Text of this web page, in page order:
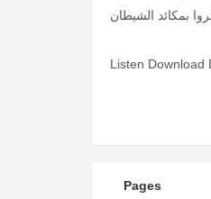
Listen Download
Pages